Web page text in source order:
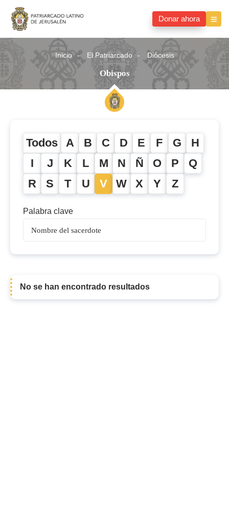
Donar ahora
Inicio El Patriarcado Diócesis
Obispos
Todos A B C D E F G H
I J K L M N Ñ O P Q
R S T U V W X Y Z
Palabra clave
Obispos
No se han encontrado resultados